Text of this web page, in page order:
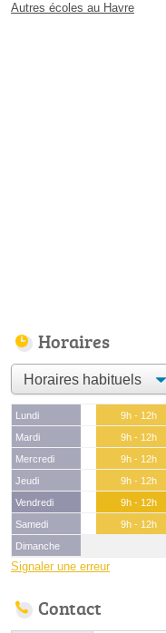
Autres écoles au Havre
Horaires
Lundi 9h - 12h
Mardi
9h - 12h
Mercredi
9h - 12h
Jeudi
9h - 12h
Vendredi
9h - 12h
Samedi
9h - 12h
Dimanche
Signaler une erreur
Contact